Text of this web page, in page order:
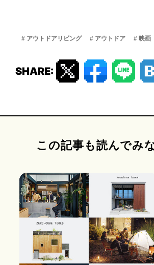
# アウトドアリビング # アウトドア # 映画
SHARE:
この記事も読んでみ